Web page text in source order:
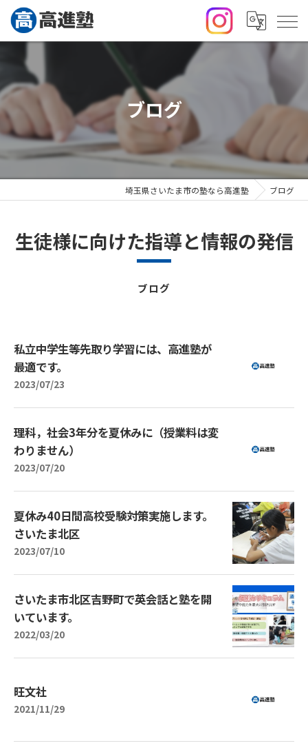
ブログ
埼玉県さいたま市の塾なら高進塾 ブログ
生徒様に向けた指導と情報の発信
ブログ
私立中学生等先取り学習には、高進塾が
最適です。
2023/07/23
理科，社会3年分を夏休みに（授業料は変
わりません）
2023/07/20
夏休み40日間高校受験対策実施します。
さいたま北区
2023/07/10
さいたま市北区吉野町で英会話と塾を開
いています。
2022/03/20
旺文社
2021/11/29